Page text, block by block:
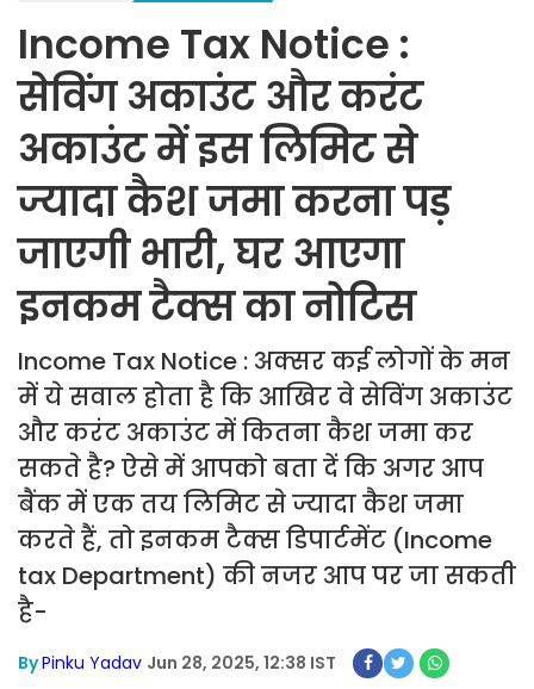
Income Tax Notice :
सेविंग अकाउंट और करंट
अकाउंट में इस लिमिट से
ज्यादा कैश जमा करना पड़
जाएगी भारी, घर आएगा
इनकम टैक्स का नोटिस
Income Tax Notice : अक्सर कई लोगों के मन
में ये सवाल होता है कि आखिर वे सेविंग अकाउंट
और करंट अकाउंट में कितना कैश जमा कर
सकते है? ऐसे में आपको बता दें कि अगर आप
बैंक में एक तय लिमिट से ज्यादा कैश जमा
करते हैं, तो इनकम टैक्स डिपार्टमेंट (Income
tax Department) की नजर आप पर जा सकती
है-
ByPinku Yadav Jun 28, 2025, 12:38 IST